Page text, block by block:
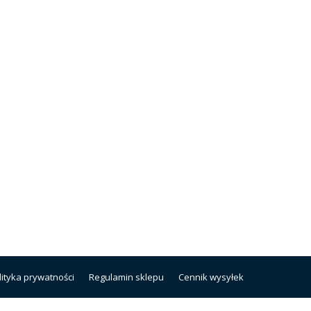
prywatności Regulamin sklepu Cennik wysyłek